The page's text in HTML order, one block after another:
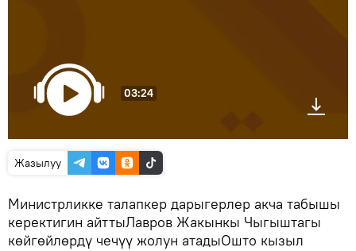
03:24
Жазылуу
Министрликке талапкер дарыгерлер акча табышы
керектигин айттыЛавров Жакынкы Чыгыштагы
көйгөйлөрдү чечүү жолун атадыОшто кызыл